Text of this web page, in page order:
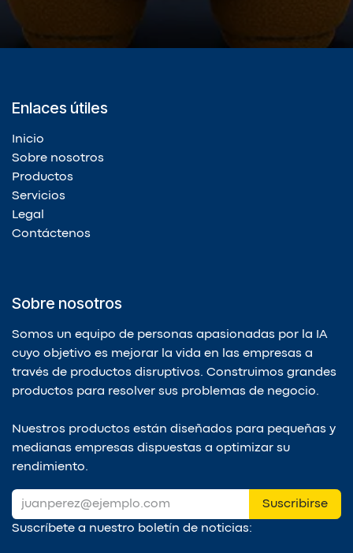
Enlaces útiles
Inicio
Sobre nosotros
Productos
Servicios
Legal
Contáctenos
Sobre nosotros
Somos un equipo de personas apasionadas por la IA
cuyo objetivo es mejorar la vida en las empresas a
través de productos disruptivos. Construimos grandes
productos para resolver sus problemas de negocio.
Nuestros productos están diseñados para pequeñas y
medianas empresas dispuestas a optimizar su
rendimiento.
Suscribirse
Suscríbete a nuestro boletín de noticias: